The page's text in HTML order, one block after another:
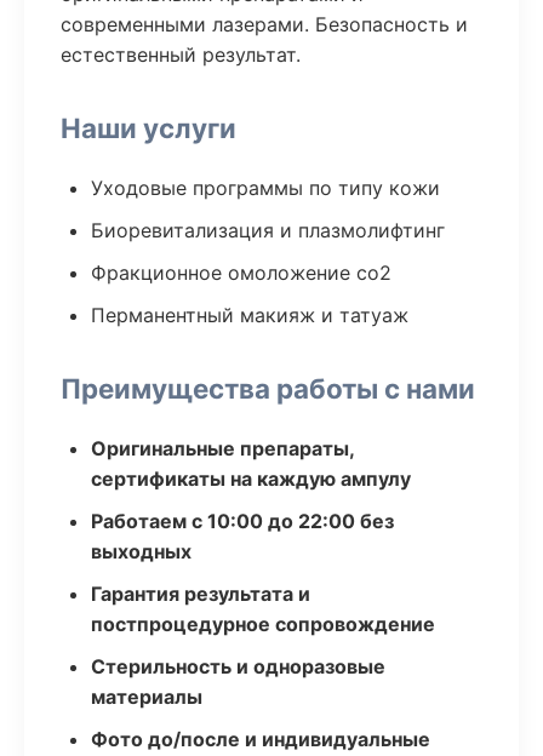
современными лазерами. Безопасность и
естественный результат.
Наши услуги
Уходовые программы по типу кожи
Биоревитализация и плазмолифтинг
Фракционное омоложение co2
Перманентный макияж и татуаж
Преимущества работы с нами
Оригинальные препараты,
сертификаты на каждую ампулу
Работаем с 10:00 до 22:00 без
выходных
Гарантия результата и
постпроцедурное сопровождение
Стерильность и одноразовые
материалы
Фото до/после и индивидуальные